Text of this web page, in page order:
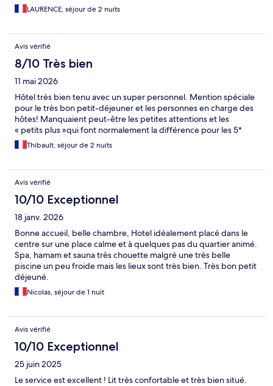
LAURENCE, séjour de 2 nuits
Avis vérifié
8/10 Très bien
11 mai 2026
Hôtel très bien tenu avec un super personnel. Mention spéciale
pour le très bon petit-déjeuner et les personnes en charge des
hôtes! Manquaient peut-être les petites attentions et les
« petits plus »qui font normalement la différence pour les 5*
Thibault, séjour de 2 nuits
Avis vérifié
10/10 Exceptionnel
18 janv. 2026
Bonne accueil, belle chambre, Hotel idéalement placé dans le
centre sur une place calme et à quelques pas du quartier animé.
Spa, hamam et sauna très chouette malgré une très belle
piscine un peu froide mais les lieux sont très bien. Très bon petit
déjeuné.
Nicolas, séjour de 1 nuit
Avis vérifié
10/10 Exceptionnel
25 juin 2025
Le service est excellent ! Lit très confortable et très bien situé.